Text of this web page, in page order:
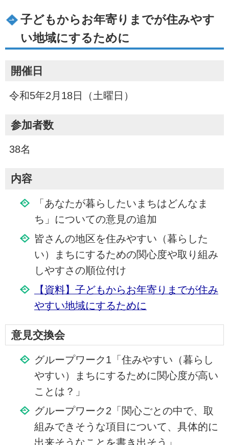
子どもからお年寄りまでが住みやす
い地域にするために
開催日
令和5年2月18日（土曜日）
参加者数
38名
内容
「あなたが暮らしたいまちはどんなま
ち」についての意見の追加
皆さんの地区を住みやすい（暮らした
い）まちにするための関心度や取り組み
しやすさの順位付け
【資料】子どもからお年寄りまでが住み
やすい地域にするために
意見交換会
グループワーク1「住みやすい（暮らし
やすい）まちにするために関心度が高い
ことは？」
グループワーク2「関心ごとの中で、取
組みできそうな項目について、具体的に
出来そうなことを書き出そう」